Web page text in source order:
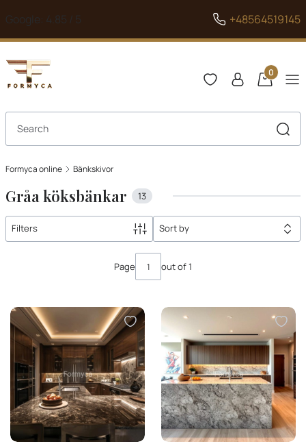
Google: 4.85 / 5 +48564519145
Products
Open search engine
Formyca online Bänkskivor
Gråa köksbänkar 13
Filters Sort by
Page out of 1